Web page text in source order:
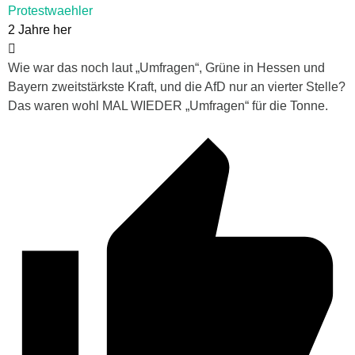
Protestwaehler
2 Jahre her
Wie war das noch laut „Umfragen“, Grüne in Hessen und
Bayern zweitstärkste Kraft, und die AfD nur an vierter Stelle?
Das waren wohl MAL WIEDER „Umfragen“ für die Tonne.